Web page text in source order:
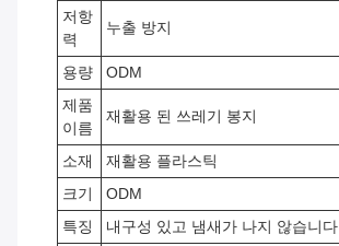
저항
력
누출 방지
용량
ODM
제품
이름
재활용 된 쓰레기 봉지
소재
재활용 플라스틱
크기
ODM
특징
내구성 있고 냄새가 나지 않습니다